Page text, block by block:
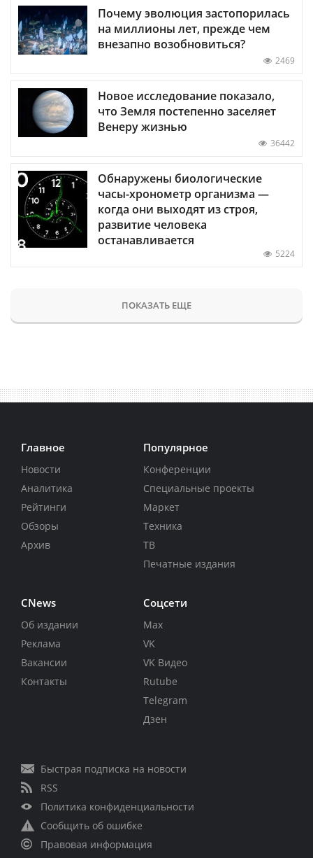
Почему эволюция застопорилась
на миллионы лет, прежде чем
внезапно возобновиться?
2469
Новое исследование показало,
что Земля постепенно заселяет
Венеру жизнью
36442
Обнаружены биологические
часы-хронометр организма —
когда они выходят из строя,
развитие человека
останавливается
5224
ПОКАЗАТЬ ЕЩЕ
Главное
Новости
Аналитика
Рейтинги
Обзоры
Архив
Популярное
Конференции
Специальные проекты
Маркет
Техника
ТВ
Печатные издания
CNews
Об издании
Реклама
Вакансии
Контакты
Соцсети
Max
VK
VK Видео
Rutube
Telegram
Дзен
Быстрая подписка на новости
RSS
Политика конфиденциальности
Сообщить об ошибке
Правовая информация